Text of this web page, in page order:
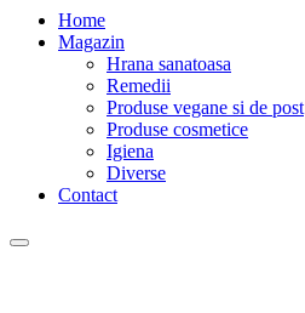
Home
Magazin
Hrana sanatoasa
Remedii
Produse vegane si de post
Produse cosmetice
Igiena
Diverse
Contact